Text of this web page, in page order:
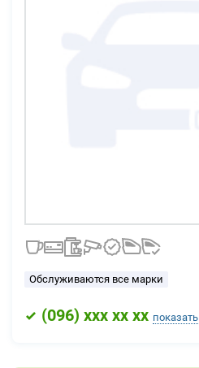
Обслуживаются все марки
(096) xxx xx xx показать